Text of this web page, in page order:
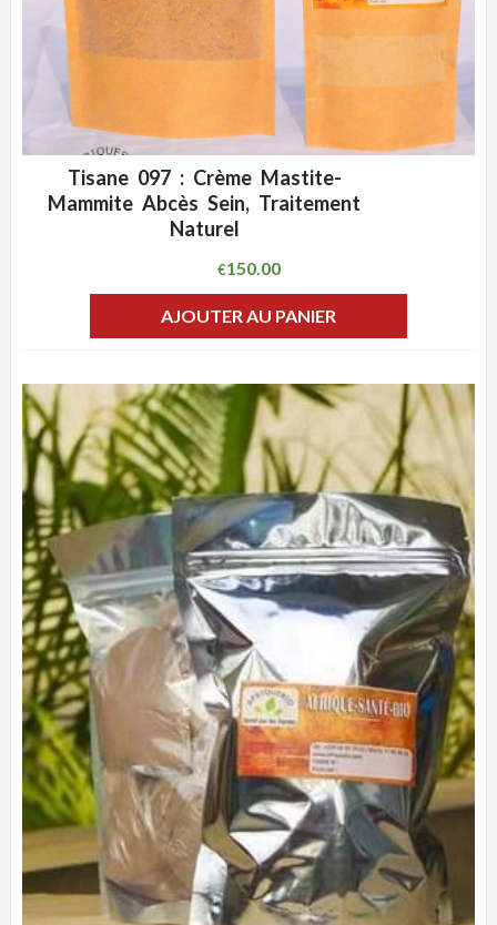
ADD WISHLIST
Tisane 097 : Crème Mastite-
Mammite Abcès Sein, Traitement
Naturel
€150.00
AJOUTER AU PANIER